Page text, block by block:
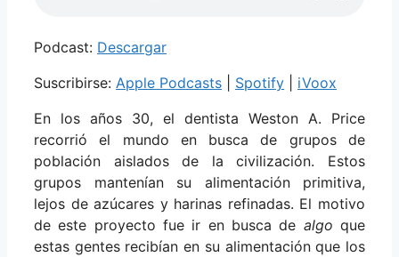
Podcast: Descargar
Suscribirse: Apple Podcasts Spotify
iVoox
En los años 30, el dentista Weston A. Price
recorrió el mundo en busca de grupos de
población aislados de la civilización. Estos
grupos mantenían su alimentación primitiva,
lejos de azúcares y harinas refinadas. El motivo
de este proyecto fue ir en busca de algo que
estas gentes recibían en su alimentación que los